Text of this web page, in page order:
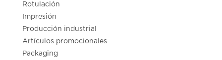
Rotulación
Impresión
Producción industrial
Artículos promocionales
Packaging